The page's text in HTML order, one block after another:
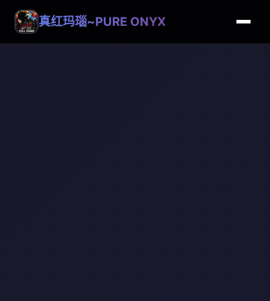
真红玛瑙~PURE ONYX